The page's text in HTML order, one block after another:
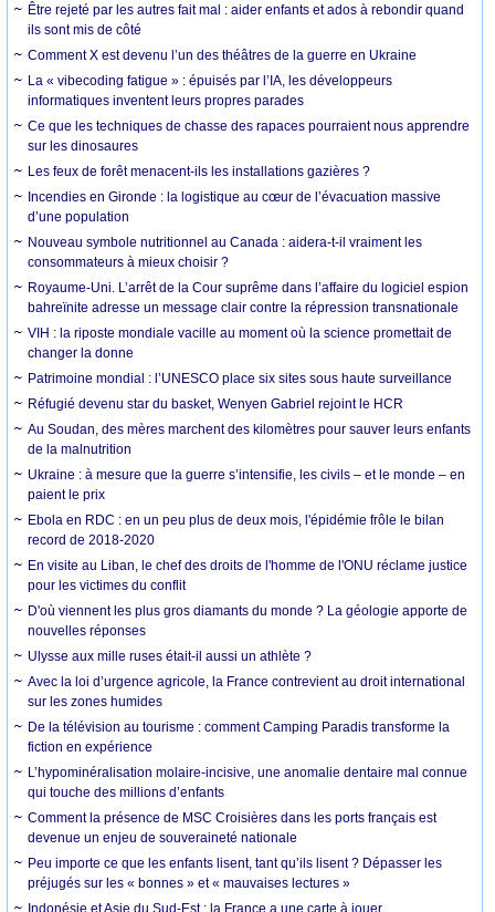
Être rejeté par les autres fait mal : aider enfants et ados à rebondir quand
ils sont mis de côté
Comment X est devenu l’un des théâtres de la guerre en Ukraine
La « vibecoding fatigue » : épuisés par l’IA, les développeurs
informatiques inventent leurs propres parades
Ce que les techniques de chasse des rapaces pourraient nous apprendre
sur les dinosaures
Les feux de forêt menacent-ils les installations gazières ?
Incendies en Gironde : la logistique au cœur de l’évacuation massive
d’une population
Nouveau symbole nutritionnel au Canada : aidera-t-il vraiment les
consommateurs à mieux choisir ?
Royaume-Uni. L’arrêt de la Cour suprême dans l’affaire du logiciel espion
bahreïnite adresse un message clair contre la répression transnationale
VIH : la riposte mondiale vacille au moment où la science promettait de
changer la donne
Patrimoine mondial : l’UNESCO place six sites sous haute surveillance
Réfugié devenu star du basket, Wenyen Gabriel rejoint le HCR
Au Soudan, des mères marchent des kilomètres pour sauver leurs enfants
de la malnutrition
Ukraine : à mesure que la guerre s’intensifie, les civils – et le monde – en
paient le prix
Ebola en RDC : en un peu plus de deux mois, l'épidémie frôle le bilan
record de 2018-2020
En visite au Liban, le chef des droits de l'homme de l'ONU réclame justice
pour les victimes du conflit
D'où viennent les plus gros diamants du monde ? La géologie apporte de
nouvelles réponses
Ulysse aux mille ruses était-il aussi un athlète ?
Avec la loi d’urgence agricole, la France contrevient au droit international
sur les zones humides
De la télévision au tourisme : comment Camping Paradis transforme la
fiction en expérience
L’hypominéralisation molaire-incisive, une anomalie dentaire mal connue
qui touche des millions d’enfants
Comment la présence de MSC Croisières dans les ports français est
devenue un enjeu de souveraineté nationale
Peu importe ce que les enfants lisent, tant qu’ils lisent ? Dépasser les
préjugés sur les « bonnes » et « mauvaises lectures »
Indonésie et Asie du Sud-Est : la France a une carte à jouer